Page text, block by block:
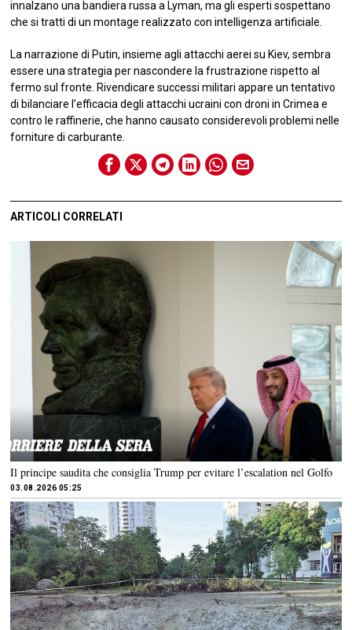
innalzano una bandiera russa a Lyman, ma gli esperti sospettano
che si tratti di un montage realizzato con intelligenza artificiale.
La narrazione di Putin, insieme agli attacchi aerei su Kiev, sembra
essere una strategia per nascondere la frustrazione rispetto al
fermo sul fronte. Rivendicare successi militari appare un tentativo
di bilanciare l’efficacia degli attacchi ucraini con droni in Crimea e
contro le raffinerie, che hanno causato considerevoli problemi nelle
forniture di carburante.
ARTICOLI CORRELATI
Il principe saudita che consiglia Trump per evitare l’escalation nel Golfo
03.08.2026 05:25